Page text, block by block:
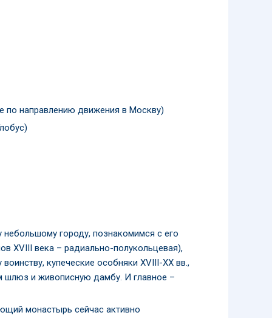
по направлению движения в Москву)
городу, познакомимся с его
XVIII века – радиально-полукольцевая),
купеческие особняки XVIII-XX вв.,
шлюз и живописную дамбу. И главное –
монастырь сейчас активно